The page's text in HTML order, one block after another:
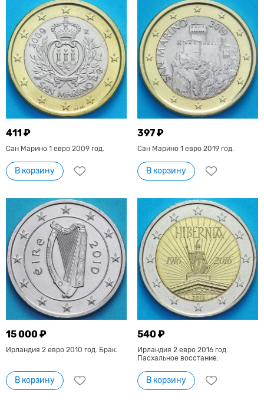
411 ₽
Сан Марино 1 евро 2009 год.
В корзину
397 ₽
Сан Марино 1 евро 2019 год.
В корзину
15 000 ₽
Ирландия 2 евро 2010 год. Брак.
В корзину
540 ₽
Ирландия 2 евро 2016 год.
Пасхальное восстание.
В корзину